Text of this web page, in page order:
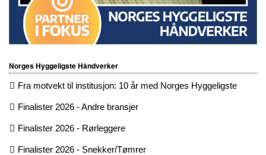
Norges Hyggeligste Håndverker
Fra motvekt til institusjon: 10 år med Norges Hyggeligste
Finalister 2026 - Andre bransjer
Finalister 2026 - Rørleggere
Finalister 2026 - Snekker/Tømrer